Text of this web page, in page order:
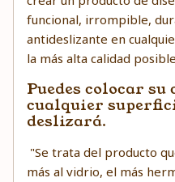
funcional, irrompible,
antideslizante en
la más alta calidad
Puedes colocar su
cualquier
deslizará.
"Se trata del producto
más al vidrio, el más